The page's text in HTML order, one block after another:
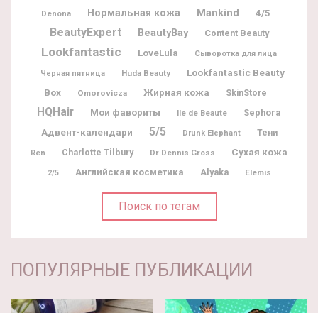
Denona
Нормальная кожа Mankind 4/5
BeautyExpert BeautyBay Content Beauty
Lookfantastic LoveLula Сыворотка для лица
Черная пятница Huda Beauty
Lookfantastic Beauty
Box
Omorovicza Жирная кожа SkinStore
HQHair Мои фавориты Ile de Beaute Sephora
Адвент-календари 5/5 Drunk Elephant Тени
Ren Charlotte Tilbury Dr Dennis Gross Сухая кожа
2/5 Английская косметика Alyaka Elemis
Поиск по тегам
ПОПУЛЯРНЫЕ ПУБЛИКАЦИИ